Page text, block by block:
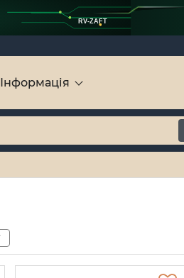
RV-ZAFT
Інформація